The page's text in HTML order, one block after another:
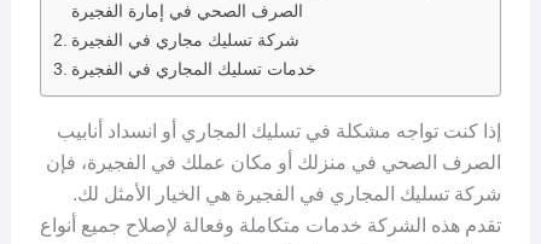
الصرف الصحي في إمارة الفجيرة
شركة تسليك مجاري في الفجيرة
خدمات تسليك المجاري في الفجيرة
إذا كنت تواجه مشكلة في تسليك المجاري أو انسداد أنابيب
الصرف الصحي في منزلك أو مكان عملك في الفجيرة، فإن
شركة تسليك المجاري في الفجيرة هي الخيار الأمثل لك.
تقدم هذه الشركة خدمات متكاملة وفعالة لإصلاح جميع أنواع